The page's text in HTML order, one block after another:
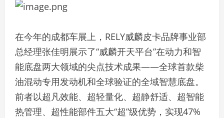
在今年的成都车展上，RELY威麟皮卡品牌事业部
总经理张佳明展示了“威麟开天平台”在动力和智
能底盘两大领域的尖点技术成果——全球首款柴
油混动专用发动机和全球验证的全域智慧底盘。
前者以超凡效能、超轻量化、超静舒适、超智能
热管理、超性能部件五大“超”级优势，实现47%